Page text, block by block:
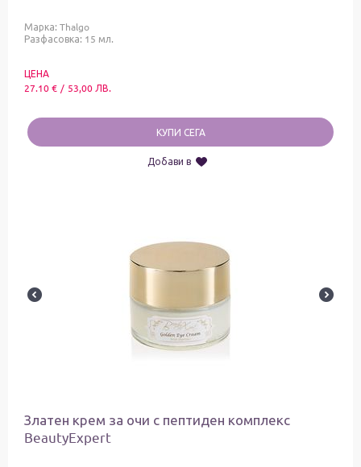
Марка: Thalgo
Разфасовка: 15 мл.
ЦЕНА
27.10€ / 53,00 ЛВ.
КУПИ СЕГА
Добави в
Златен крем за очи с пептиден комплекс
BeautyExpert